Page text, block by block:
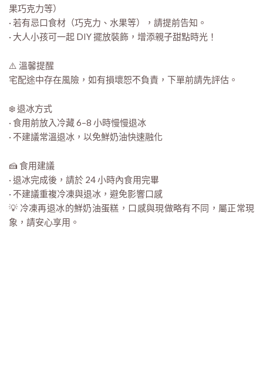
果巧克力等）
· 若有忌口食材（巧克力、水果等），請提前告知。
· 大人小孩可一起 DIY 擺放裝飾，增添親子甜點時光！
⚠️ 溫馨提醒
宅配途中存在風險，如有損壞恕不負責，下單前請先評估。
❄️ 退冰方式
· 食用前放入冷藏 6–8 小時慢慢退冰
· 不建議常溫退冰，以免鮮奶油快速融化
🍰 食用建議
· 退冰完成後，請於 24 小時內食用完畢
· 不建議重複冷凍與退冰，避免影響口感
💡 冷凍再退冰的鮮奶油蛋糕，口感與現做略有不同，屬正常現
象，請安心享用。